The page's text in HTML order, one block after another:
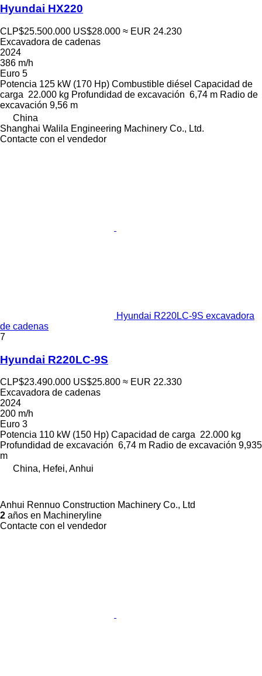
Hyundai HX220
CLP$25.500.000 US$28.000 ≈ EUR 24.230
Excavadora de cadenas
2024
386 m/h
Euro 5
Potencia 125 kW (170 Hp) Combustible diésel Capacidad de
carga 22.000 kg Profundidad de excavación 6,74 m Radio de
excavación 9,56 m
China
Shanghai Walila Engineering Machinery Co., Ltd.
Contacte con el vendedor
Hyundai R220LC-9S excavadora
de cadenas
7
Hyundai R220LC-9S
CLP$23.490.000 US$25.800 ≈ EUR 22.330
Excavadora de cadenas
2024
200 m/h
Euro 3
Potencia 110 kW (150 Hp) Capacidad de carga 22.000 kg
Profundidad de excavación 6,74 m Radio de excavación 9,935
m
China, Hefei, Anhui
Anhui Rennuo Construction Machinery Co., Ltd
2 años en Machineryline
Contacte con el vendedor